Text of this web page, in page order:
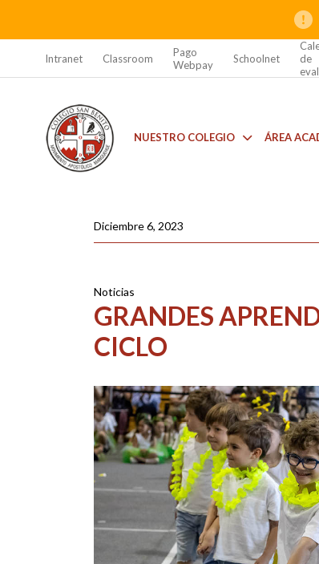
Intranet Classroom
Pago
Webpay
Schoolnet
de
NUESTRO COLEGIO ÁREA
Diciembre 6, 2023
Noticias
GRANDES
CICLO